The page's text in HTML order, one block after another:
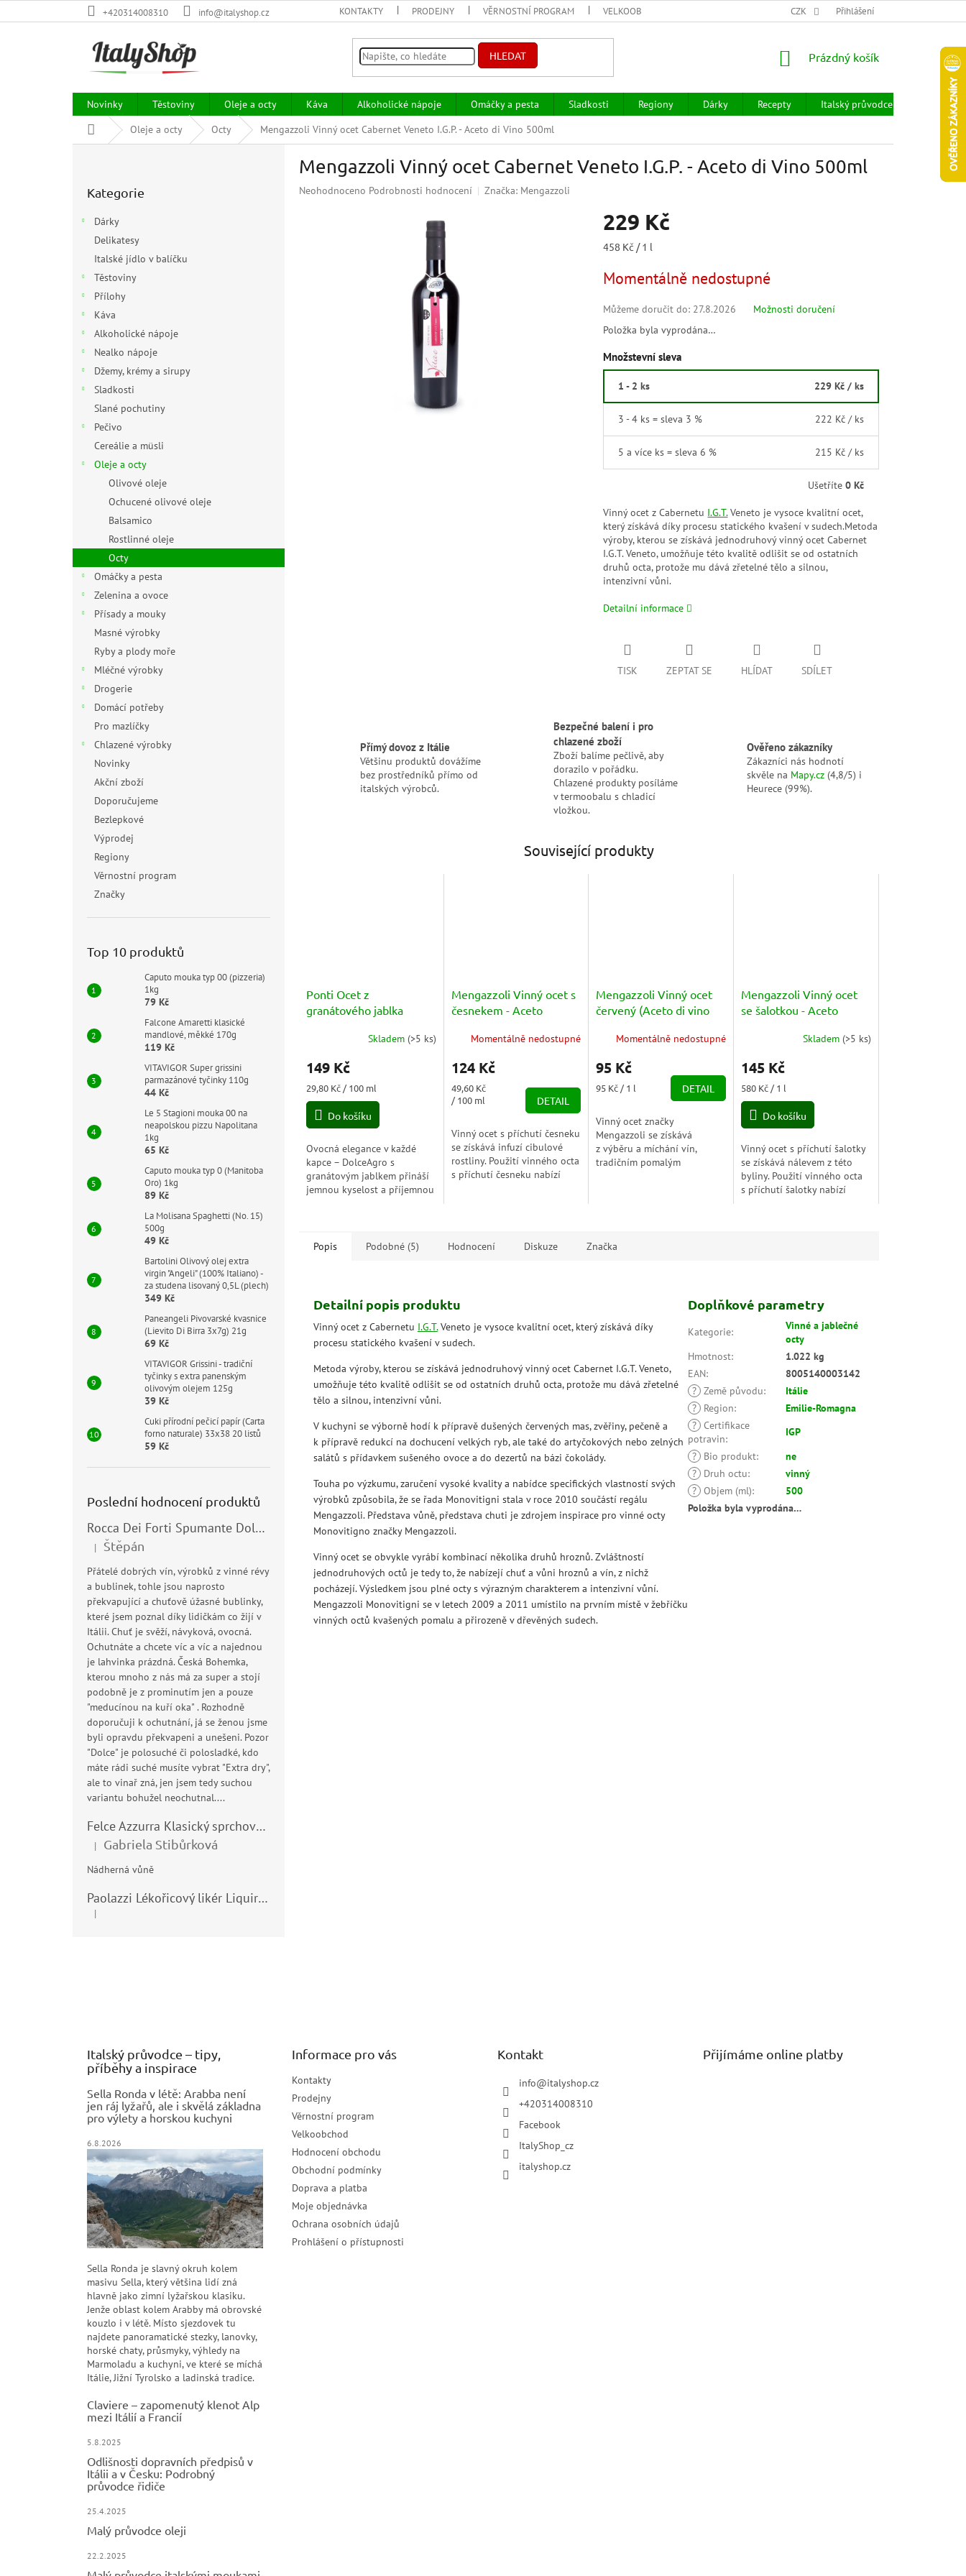
na
+420314008310 info@italyshop.cz KONTAKTY PRODEJNY VĚRNOSTNÍ PROGRAM VELKOOBCHOD HODNOCENÍ OBCHODU OBCHODNÍ PODMÍNKY
CZK Přihlášení
HLEDAT
NÁKUPNÍ
Prázdný košík
Novinky Těstoviny Oleje a octy Káva Alkoholické nápoje Omáčky a pesta Sladkosti Regiony Dárky Recepty Italský průvodce
Prodejny
Domů Oleje a octy Octy Mengazzoli Vinný ocet Cabernet Veneto I.G.P. - Aceto di Vino 500ml
kategorie
Kategorie
Dárky
Delikatesy
Italské jídlo v balíčku
Těstoviny
Přílohy
Káva
Alkoholické nápoje
Nealko nápoje
Džemy, krémy a sirupy
Sladkosti
Slané pochutiny
Pečivo
Cereálie a müsli
Oleje a octy
Olivové oleje
Ochucené olivové oleje
Balsamico
Rostlinné oleje
Octy
Omáčky a pesta
Zelenina a ovoce
Přísady a mouky
Masné výrobky
Ryby a plody moře
Mléčné výrobky
Drogerie
Domácí potřeby
Pro mazlíčky
Chlazené výrobky
Novinky
Akční zboží
Doporučujeme
Bezlepkové
Výprodej
Regiony
Věrnostní program
Značky
Top 10 produktů
Caputo mouka typ 00 (pizzeria)
1kg
79 Kč
Falcone Amaretti klasické
mandlové, měkké 170g
119 Kč
VITAVIGOR Super grissini
parmazánové tyčinky 110g
44 Kč
Le 5 Stagioni mouka 00 na
neapolskou pizzu Napolitana
1kg
65 Kč
Caputo mouka typ 0 (Manitoba
Oro) 1kg
89 Kč
La Molisana Spaghetti (No. 15)
500g
49 Kč
Bartolini Olivový olej extra
virgin "Angeli" (100% Italiano) -
za studena lisovaný 0,5L (plech)
349 Kč
Paneangeli Pivovarské kvasnice
(Lievito Di Birra 3x7g) 21g
69 Kč
VITAVIGOR Grissini - tradiční
tyčinky s extra panenským
olivovým olejem 125g
39 Kč
Cuki přírodní pečicí papír (Carta
forno naturale) 33x38 20 listů
59 Kč
Poslední hodnocení produktů
Rocca Dei Forti Spumante Dolce 11,5% 0,75l
Hodnocení produktu je 5 z 5 hvězdiček.
| Štěpán
Přátelé dobrých vín, výrobků z vinné révy
a bublinek, tohle jsou naprosto
překvapující a chuťově úžasné bublinky,
které jsem poznal díky lidičkám co žijí v
Itálii. Chuť je svěží, návyková, ovocná.
Ochutnáte a chcete víc a víc a najednou
je lahvinka prázdná. Česká Bohemka,
kterou mnoho z nás má za super a stojí
podobně je z prominutím jen a pouze
"meducínou na kuří oka" . Rozhodně
doporučuji k ochutnání, já se ženou jsme
byli opravdu překvapeni a unešeni. Pozor
"Dolce" je polosuché či polosladké, kdo
máte rádi suché musíte vybrat "Extra dry",
ale to vinař zná, jen jsem tedy suchou
variantu bohužel neochutnal....
Felce Azzurra Klasický sprchový gel - doccia gel 400ml
Hodnocení produktu je 5 z 5 hvězdiček.
| Gabriela Stibůrková
Nádherná vůně
Paolazzi Lékořicový likér Liquirizia 24% 0,7L
Hodnocení produktu je 5 z 5 hvězdiček.
|
Mengazzoli Vinný ocet Cabernet Veneto I.G.P. - Aceto di Vino 500ml
Průměrné
Neohodnoceno Podrobnosti hodnocení Značka: Mengazzoli
229 Kč
Měrná
458 Kč / 1 l
Momentálně nedostupné
Můžeme doručit do: 27.8.2026
Možnosti doručení
Položka byla vyprodána…
Množstevní sleva
1 - 2 ks 229 Kč / ks
3 - 4 ks = sleva 3 % 222 Kč / ks
5 a více ks = sleva 6 % 215 Kč / ks
Ušetříte0 Kč
Vinný ocet z Cabernetu I.G.T.Veneto je vysoce kvalitní ocet,
který získává díky procesu statického kvašení v sudech.Metoda
výroby, kterou se získává jednodruhový vinný ocet Cabernet
I.G.T. Veneto, umožňuje této kvalitě odlišit se od ostatních
druhů octa, protože mu dává zřetelné tělo a silnou,
intenzivní vůni.
Detailní informace
TISK ZEPTAT SE HLÍDAT SDÍLET
Přímý dovoz z Itálie
Většinu produktů dovážíme
bez prostředníků přímo od
italských výrobců.
Bezpečné balení i pro
chlazené zboží
Zboží balíme pečlivě, aby
dorazilo v pořádku.
Chlazené produkty posíláme
v termoobalu s chladicí
vložkou.
Ověřeno zákazníky
Zákazníci nás hodnotí
skvěle na Mapy.cz (4,8/5) i
Heurece (99%).
Související produkty
Ponti Ocet z
granátového jablka
Melagrana) 500ml
Skladem (>5 ks)
149 Kč
Měrná
cena:
29,80 Kč / 100 ml
Do košíku
Ovocná elegance v každé
kapce – DolceAgro s
granátovým jablkem přináší
jemnou kyselost a příjemnou
Mengazzoli Vinný ocet s
česnekem - Aceto
250mlMomentálně nedostupné
124 Kč
Měrná
cena:
49,60 Kč
/ 100 ml
DETAIL
Vinný ocet s příchutí česneku
se získává infuzí cibulové
rostliny. Použití vinného octa
s příchutí česneku nabízí
Mengazzoli Vinný ocet
červený (Aceto di vino
Momentálně nedostupné
95 Kč
Měrná
95 Kč / 1 l DETAIL
Vinný ocet značky
Mengazzoli se získává
z výběru a míchání vín,
tradičním pomalým
Mengazzoli Vinný ocet
se šalotkou - Aceto
Scalogno 250mlSkladem(>5 ks)
145 Kč
Měrná
cena:
580 Kč / 1 l
Do košíku
Vinný ocet s příchutí šalotky
se získává nálevem z této
byliny. Použití vinného octa
s příchutí šalotky nabízí
Popis Podobné (5) Hodnocení Diskuze Značka
Detailní popis produktu
Vinný ocet z Cabernetu I.G.T.Veneto je vysoce kvalitní ocet, který získává díky
procesu statického kvašení v sudech.
Metoda výroby, kterou se získává jednodruhový vinný ocet Cabernet I.G.T. Veneto,
umožňuje této kvalitě odlišit se od ostatních druhů octa, protože mu dává zřetelné
tělo a silnou, intenzivní vůni.
V kuchyni se výborně hodí k přípravě dušených červených mas, zvěřiny, pečeně a
k přípravě redukcí na dochucení velkých ryb, ale také do artyčokových nebo zelných
salátů s přídavkem sušeného ovoce a do dezertů na bázi čokolády.
Touha po výzkumu, zaručení vysoké kvality a nabídce specifických vlastností svých
výrobků způsobila, že se řada Monovitigni stala v roce 2010 součástí regálu
Mengazzoli. Představa vůně, představa chuti je zdrojem inspirace pro vinné octy
Monovitigno značky Mengazzoli.
Vinný ocet se obvykle vyrábí kombinací několika druhů hroznů. Zvláštností
jednodruhových octů je tedy to, že nabízejí chuť a vůni hroznů a vín, z nichž
pocházejí. Výsledkem jsou plné octy s výrazným charakterem a intenzivní vůní.
Mengazzoli Monovitigni se v letech 2009 a 2011 umístilo na prvním místě v žebříčku
vinných octů kvašených pomalu a přirozeně v dřevěných sudech.
Doplňkové parametry
Kategorie:
Vinné a jablečné
octy
Hmotnost:
1.022 kg
EAN:
8005140003142
? Země původu:
Itálie
?
Region:
Emilie-Romagna
? Certifikace
potravin:
IGP
?
Bio produkt:
ne
?
Druh octu:
vinný
? Objem (ml):
500
Položka byla vyprodána…
Italský průvodce – tipy,
příběhy a inspirace
Sella Ronda v létě: Arabba není
jen ráj lyžařů, ale i skvělá základna
pro výlety a horskou kuchyni
6.8.2026
Sella Ronda je slavný okruh kolem
masivu Sella, který většina lidí zná
hlavně jako zimní lyžařskou klasiku.
Jenže oblast kolem Arabby má obrovské
kouzlo i v létě. Místo sjezdovek tu
najdete panoramatické stezky, lanovky,
horské chaty, průsmyky, výhledy na
Marmoladu a kuchyni, ve které se míchá
Itálie, Jižní Tyrolsko a ladinská tradice.
Claviere – zapomenutý klenot Alp
mezi Itálií a Francií
5.8.2025
Odlišnosti dopravních předpisů v
Itálii a v Česku: Podrobný
průvodce řidiče
25.4.2025
Malý průvodce oleji
22.2.2025
Informace pro vás
Kontakty
Prodejny
Věrnostní program
Velkoobchod
Hodnocení obchodu
Obchodní podmínky
Doprava a platba
Moje objednávka
Ochrana osobních údajů
Prohlášení o přístupnosti
Kontakt
info@italyshop.cz
+420314008310
Facebook
ItalyShop_cz
italyshop.cz
Přijímáme online platby